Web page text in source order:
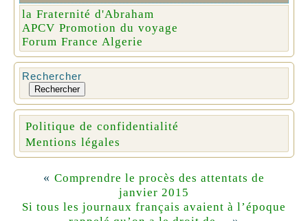
la Fraternité d'Abraham
APCV Promotion du voyage
Forum France Algerie
Rechercher
Rechercher
Politique de confidentialité
Mentions légales
« Comprendre le procès des attentats de
janvier 2015
Si tous les journaux français avaient à l’époque